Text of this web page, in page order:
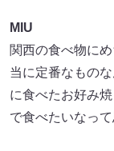
MIU
関西の食べ物に
当に定番なもの
に食べたお好み
で食べたいなって